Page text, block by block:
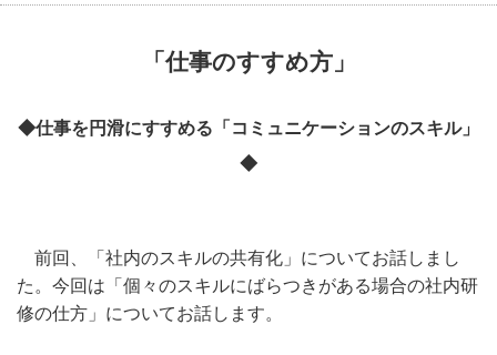
「仕事のすすめ方」
◆仕事を円滑にすすめる「コミュニケーションのスキル」
◆
前回、「社内のスキルの共有化」についてお話しまし
た。今回は「個々のスキルにばらつきがある場合の社内研
修の仕方」についてお話します。